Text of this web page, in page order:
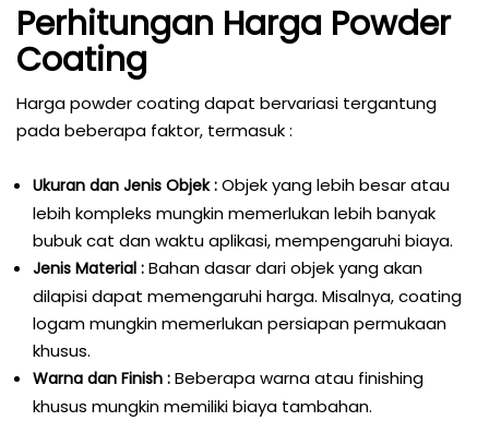
Perhitungan Harga Powder
Coating
Harga powder coating dapat bervariasi tergantung
pada beberapa faktor, termasuk :
Ukuran dan Jenis Objek : Objek yang lebih besar atau
lebih kompleks mungkin memerlukan lebih banyak
bubuk cat dan waktu aplikasi, mempengaruhi biaya.
Jenis Material : Bahan dasar dari objek yang akan
dilapisi dapat memengaruhi harga. Misalnya, coating
logam mungkin memerlukan persiapan permukaan
khusus.
Warna dan Finish : Beberapa warna atau finishing
khusus mungkin memiliki biaya tambahan.